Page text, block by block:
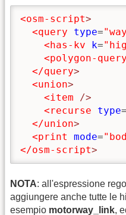
<osm-script>
<query
type=
<has-kv
k=
<polygon-query
</query>
<union>
<item
/>
<recurse
type=
</union>
<print
mode=
</osm-script>
NOTA: all'espressione
aggiungere anche tutte le
esempio motorway_link,